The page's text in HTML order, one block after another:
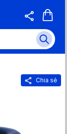
Chia sẻ